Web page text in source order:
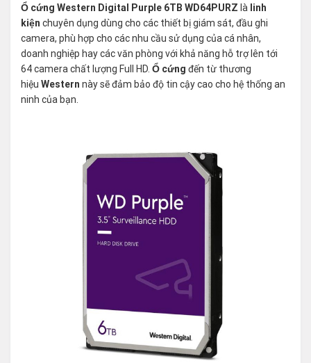
Ổ cứng Western Digital Purple 6TB WD64PURZ là linh
kiện chuyên dụng dùng cho các thiết bị giám sát, đầu ghi
camera, phù hợp cho các nhu cầu sử dụng của cá nhân,
doanh nghiệp hay các văn phòng với khả năng hỗ trợ lên tới
64 camera chất lượng Full HD. Ổ cứng đến từ thương
hiệu Western này sẽ đảm bảo độ tin cậy cao cho hệ thống an
ninh của bạn.